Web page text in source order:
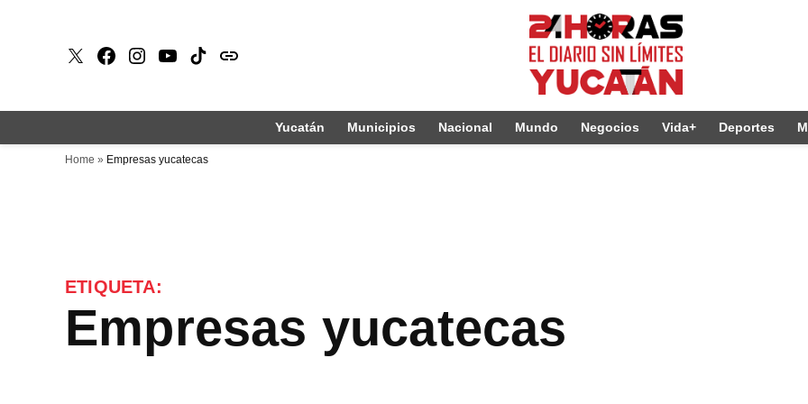
X Faceboook
Instagram
Youtube
Tiktokissuu
Yucatán Municipios Nacional Mundo Negocios Vida+ Deportes
Home » Empresas yucatecas
ETIQUETA:
Empresas yucatecas